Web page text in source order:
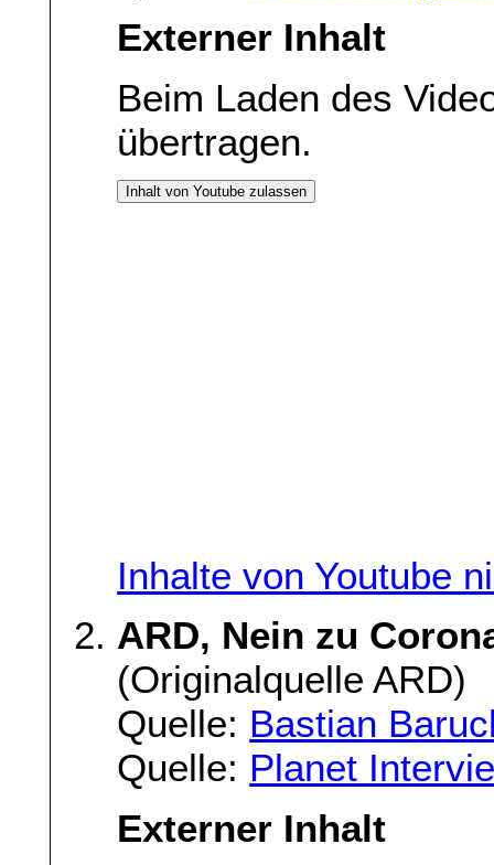
Externer Inhalt
Beim Laden des
übertragen.
Inhalt von Youtube zulassen
Inhalte von Youtube
ARD, Nein zu
(Originalquelle ARD)
Quelle: Bastian
Quelle: Planet
Externer Inhalt